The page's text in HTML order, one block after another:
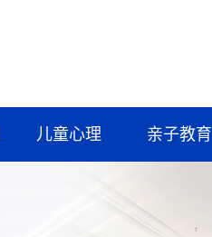
儿童心理 亲子教育